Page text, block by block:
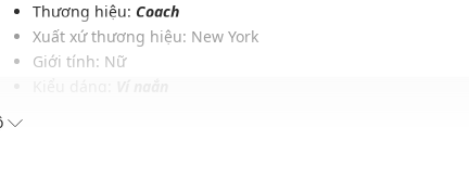
Thương hiệu: Coach
Xuất xứ thương hiệu: New York
Giới tính: Nữ